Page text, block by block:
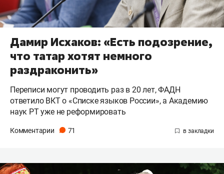
Дамир Исхаков: «Есть подозрение,
что татар хотят немного
раздраконить»
Переписи могут проводить раз в 20 лет, ФАДН
ответило ВКТ о «Списке языков России», а Академию
наук РТ уже не реформировать
Комментарии 71